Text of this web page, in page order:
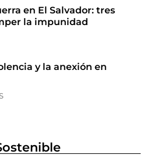
en El Salvador: tres
la impunidad
y la anexión en